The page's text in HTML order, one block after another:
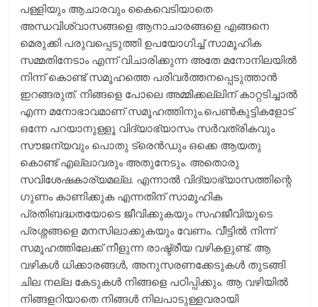
പള്ളിയും ആചാരവും കൈവെടിയാതെ
അന്ധവിശ്വാസങ്ങളെ ആനാചാരങ്ങളെ എങ്ങനെ
മെരുക്കി പരുവപ്പെടുത്തി ഉപയോഗിച്ച് സാമൂഹിക
സമ്മതിനേടാം എന്ന് വിചാരിക്കുന്ന അതേ മനോനിലയിൽ
നിന്ന് കൊണ്ട് സമൂഹത്തെ പരിവർത്തനപ്പെടുത്താൻ
ഇറങ്ങരുത്. നിങ്ങളെ പോലെ അമ്മിക്കല്ലിന് കാറ്റടിച്ചാൽ
എന്ന മനോഭാവമാണ് സമൂഹത്തിനും.പെൺകുട്ടികളോട്
ഒന്നേ പറയാനുള്ളൂ വിദ്യാഭ്യാസം സർവത്രികവും
സൗജന്യവും പൊതു ട്രെൻഡും ഒക്കെ ആയതു
കൊണ്ട് എല്ലാവരും അതുനേടും. അതൊരു
സവിശേഷകാര്യമല്ല. എന്നാൽ വിദ്യാഭ്യാസത്തിന്റെ
ഗുണം കാണിക്കുക എന്നതിന് സാമൂഹിക
പ്രതിബദ്ധതയോടെ ജീവിക്കുകയും സഹജീവിയുടെ
പ്രശ്നങ്ങളെ മനസിലാക്കുകയും വേണം. വീട്ടിൽ നിന്ന്
സമൂഹത്തിലേക്ക് നീളുന്ന രാഷ്ട്രീയ വഴികളുണ്ട്. ആ
വഴികൾ ധിക്കാരങ്ങൾ, അനുസരണക്കേടുകൾ തുടങ്ങി
ചില നല്ല കേടുകൾ നിങ്ങളെ പഠിപ്പിക്കും. ആ വഴിയിൽ
നിങ്ങളറിയാതെ നിങ്ങൾ നിലപാടുള്ളവരായി